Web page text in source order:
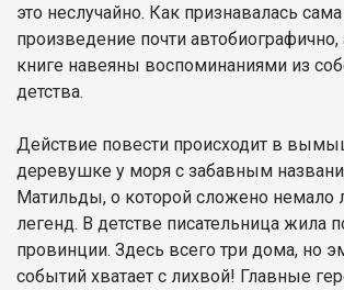
это неслучайно. Как признавалась
произведение почти
книге навеяны воспоминаниями из
детства.
Действие повести происходит в
деревушке у моря с забавным
Матильды, о которой сложено
легенд. В детстве писательница жила
провинции. Здесь всего три дома, но
событий хватает с лихвой! Главные